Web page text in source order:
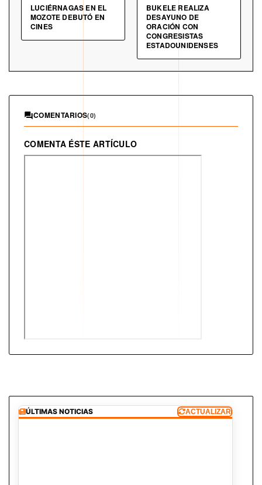
LUCIÉRNAGAS EN EL
MOZOTE DEBUTÓ EN
CINES
BUKELE REALIZA
DESAYUNO DE
ORACIÓN CON
CONGRESISTAS
ESTADOUNIDENSES
COMENTARIOS(0)
COMENTA ÉSTE ARTÍCULO
ÚLTIMAS NOTICIAS ACTUALIZAR